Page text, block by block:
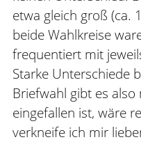
etwa gleich groß (ca.
beide Wahlkreise
frequentiert mit
Starke Unterschiede
Briefwahl gibt es
eingefallen ist, wäre
verkneife ich mir